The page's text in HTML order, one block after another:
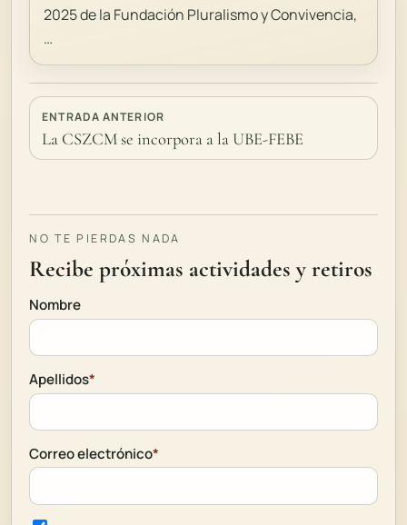
2025 de la Fundación Pluralismo y Convivencia,
…
ENTRADA ANTERIOR
La CSZCM se incorpora a la UBE-FEBE
NO TE PIERDAS NADA
Recibe próximas actividades y retiros
Nombre
Apellidos*
Correo electrónico*